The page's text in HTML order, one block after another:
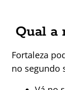
Qual a
Fortaleza
no segundo